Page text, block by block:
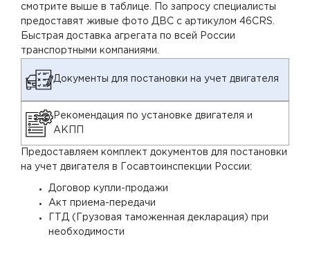
смотрите выше в таблице. По запросу специалисты
предоставят живые фото ДВС с артикулом 46CRS.
Быстрая доставка агрегата по всей России
транспортными компаниями.
Документы для постановки на учет двигателя
Рекомендация по установке двигателя и
АКПП
Предоставляем комплект документов для постановки
на учет двигателя в Госавтоинспекции России:
Договор купли-продажи
Акт приема-передачи
ГТД (Грузовая таможенная декларация) при
необходимости